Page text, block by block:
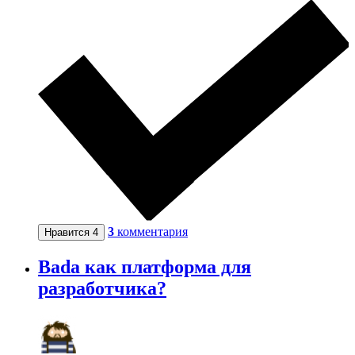
Нравится 4 3 комментария
Bada как платформа для
разработчика?